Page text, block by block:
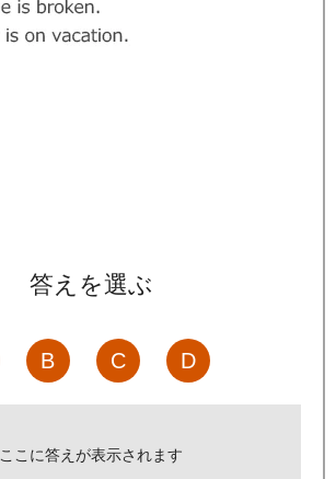
答えを選ぶ
B C D
ここに答えが表示されます